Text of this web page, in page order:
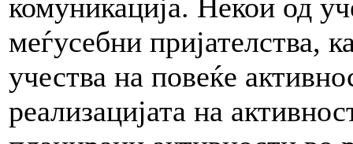
комуникација. Некои од
меѓусебни пријателства,
учества на повеќе
реализацијата на